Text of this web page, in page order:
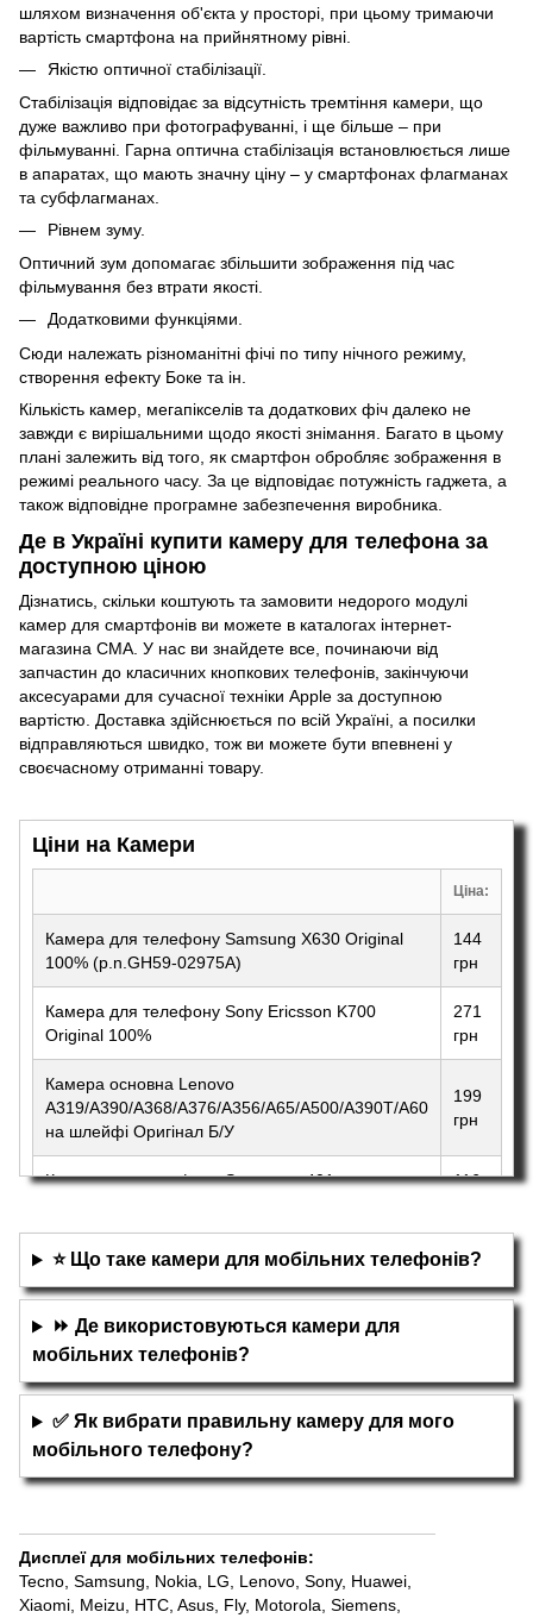
шляхом визначення об'єкта у просторі, при цьому тримаючи
вартість смартфона на прийнятному рівні.
Якістю оптичної стабілізації.
Стабілізація відповідає за відсутність тремтіння камери, що
дуже важливо при фотографуванні, і ще більше – при
фільмуванні. Гарна оптична стабілізація встановлюється лише
в апаратах, що мають значну ціну – у смартфонах флагманах
та субфлагманах.
Рівнем зуму.
Оптичний зум допомагає збільшити зображення під час
фільмування без втрати якості.
Додатковими функціями.
Сюди належать різноманітні фічі по типу нічного режиму,
створення ефекту Боке та ін.
Кількість камер, мегапікселів та додаткових фіч далеко не
завжди є вирішальними щодо якості знімання. Багато в цьому
плані залежить від того, як смартфон обробляє зображення в
режимі реального часу. За це відповідає потужність гаджета, а
також відповідне програмне забезпечення виробника.
Де в Україні купити камеру для телефона за
доступною ціною
Дізнатись, скільки коштують та замовити недорого модулі
камер для смартфонів ви можете в каталогах інтернет-
магазина CMA. У нас ви знайдете все, починаючи від
запчастин до класичних кнопкових телефонів, закінчуючи
аксесуарами для сучасної техніки Apple за доступною
вартістю. Доставка здійснюється по всій Україні, а посилки
відправляються швидко, тож ви можете бути впевнені у
своєчасному отриманні товару.
Ціни на Камери
Ціна:
Камера для телефону Samsung X630 Original
100% (p.n.GH59-02975A)
144
грн
Камера для телефону Sony Ericsson K700
Original 100%
271
грн
Камера основна Lenovo
A319/A390/A368/A376/A356/A65/A500/A390T/A60
на шлейфі Оригінал Б/У
199
грн
Камера для телефону Sagem my401x основна
116
⭐ Що таке камери для мобільних телефонів?
⏩ Де використовуються камери для
мобільних телефонів?
✅ Як вибрати правильну камеру для мого
мобільного телефону?
Дисплеї для мобільних телефонів:
Tecno, Samsung, Nokia, LG, Lenovo, Sony, Huawei,
Xiaomi, Meizu, HTC, Asus, Fly, Motorola, Siemens,